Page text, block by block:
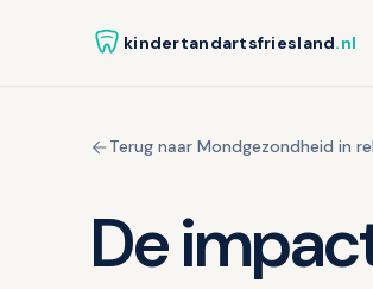
kindertandartsfriesland.nl
Terug naar Mondgezondheid in
De